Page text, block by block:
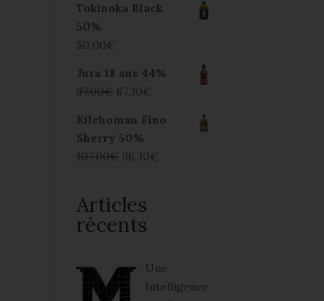
Tokinoka Black
50%
50,00€
Jura 18 ans 44%
97,00€ 87,30€
Kilchoman Fino
Sherry 50%
107,00€ 96,30€
Articles
récents
Une
Intelligence